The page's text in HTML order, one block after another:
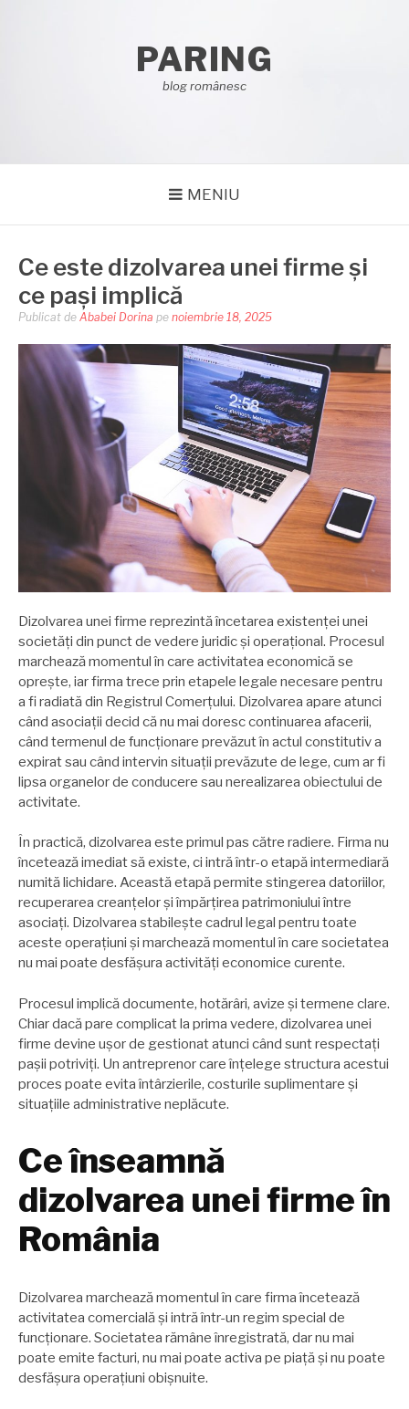
PARING
blog românesc
MENIU
Ce este dizolvarea unei firme și
ce pași implică
Publicat de Ababei Dorina pe noiembrie 18, 2025
Dizolvarea unei firme reprezintă încetarea existenței unei
societăți din punct de vedere juridic și operațional. Procesul
marchează momentul în care activitatea economică se
oprește, iar firma trece prin etapele legale necesare pentru
a fi radiată din Registrul Comerțului. Dizolvarea apare atunci
când asociații decid că nu mai doresc continuarea afacerii,
când termenul de funcționare prevăzut în actul constitutiv a
expirat sau când intervin situații prevăzute de lege, cum ar fi
lipsa organelor de conducere sau nerealizarea obiectului de
activitate.
În practică, dizolvarea este primul pas către radiere. Firma nu
încetează imediat să existe, ci intră într-o etapă intermediară
numită lichidare. Această etapă permite stingerea datoriilor,
recuperarea creanțelor și împărțirea patrimoniului între
asociați. Dizolvarea stabilește cadrul legal pentru toate
aceste operațiuni și marchează momentul în care societatea
nu mai poate desfășura activități economice curente.
Procesul implică documente, hotărâri, avize și termene clare.
Chiar dacă pare complicat la prima vedere, dizolvarea unei
firme devine ușor de gestionat atunci când sunt respectați
pașii potriviți. Un antreprenor care înțelege structura acestui
proces poate evita întârzierile, costurile suplimentare și
situațiile administrative neplăcute.
Ce înseamnă
dizolvarea unei firme în
România
Dizolvarea marchează momentul în care firma încetează
activitatea comercială și intră într-un regim special de
funcționare. Societatea rămâne înregistrată, dar nu mai
poate emite facturi, nu mai poate activa pe piață și nu poate
desfășura operațiuni obișnuite.